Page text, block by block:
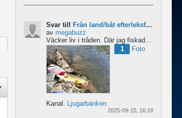
Svar till
Från land/båt efterleksfiske 2024 efter gädda
av megabuzz
Väcker liv i tråden. Där jag fiskade i våras så lekte gäddorna från början av mars hela vägen in i juni...
1
Foto
Kanal: Ljugarbänken
2025-09-15, 16:18